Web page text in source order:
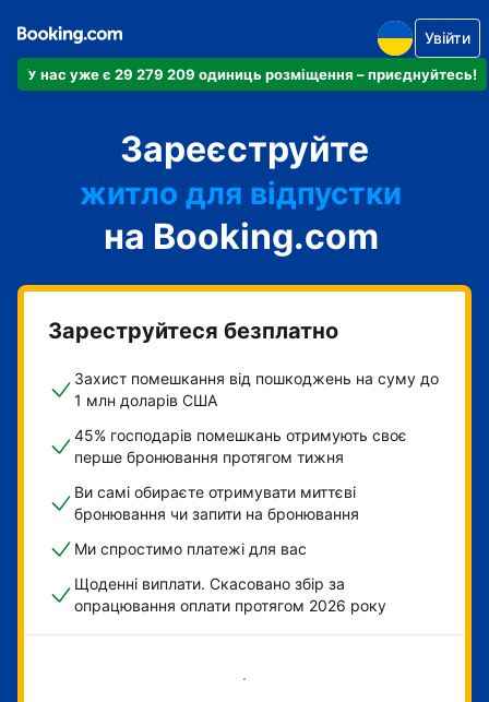
У нас уже є 29 279 209 одиниць розміщення – приєднуйтесь!
Увійти
Зареєструйте
готель
житло для відпустки
гостьовий будинок
готель типу "ліжко і
сніданок"
на Booking.com
Зареструйтеся безплатно
Захист помешкання від пошкоджень на суму до
1 млн доларів США
45% господарів помешкань отримують своє
перше бронювання протягом тижня
Ви самі обираєте отримувати миттєві
бронювання чи запити на бронювання
Ми спростимо платежі для вас
Щоденні виплати. Скасовано збір за
опрацювання оплати протягом 2026 року
Розпочати зараз